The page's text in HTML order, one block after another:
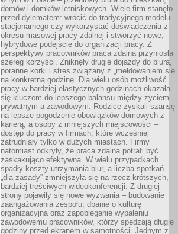
domów i domków letniskowych. Wiele firm stanęło
przed dylematem: wrócić do tradycyjnego modelu
stacjonarnego czy wykorzystać doświadczenia z
okresu masowej pracy zdalnej i stworzyć nowe,
hybrydowe podejście do organizacji pracy. Z
perspektywy pracowników praca zdalna przyniosła
szereg korzyści. Zniknęły długie dojazdy do biura,
poranne korki i stres związany z „meldowaniem się”
na konkretną godzinę. Dla wielu osób możliwość
pracy w bardziej elastycznych godzinach okazała
się kluczem do lepszego balansu między życiem
prywatnym a zawodowym. Rodzice zyskali szansę
na lepsze pogodzenie obowiązków domowych z
karierą, a osoby z mniejszych miejscowości –
dostęp do pracy w firmach, które wcześniej
zatrudniały tylko w dużych miastach. Firmy
natomiast odkryły, że praca zdalna potrafi być
zaskakująco efektywna. W wielu przypadkach
spadły koszty utrzymania biur, a liczba spotkań
„dla zasady” zmniejszyła się na rzecz krótszych,
bardziej treściwych wideokonferencji. Z drugiej
strony pojawiły się nowe wyzwania – budowanie
zaangażowania zespołu, dbanie o kulturę
organizacyjną oraz zapobieganie wypaleniu
zawodowemu pracowników, którzy spędzają długie
godziny przed ekranem w samotności. Jednym z